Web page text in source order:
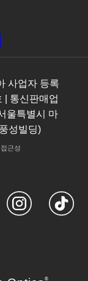
사업자 등록
| 통신판매업
울특별시 마
성빌딩)
접근성
®